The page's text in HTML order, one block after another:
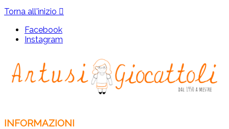
Torna all'inizio 
Facebook
Instagram
INFORMAZIONI